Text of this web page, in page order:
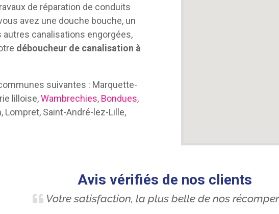
de réparation de conduits
avez une douche bouche, un
autres canalisations engorgées,
déboucheur de canalisation à
suivantes : Marquette-
lilloise,Wambrechies, Bondues,
Lompret, Saint-André-lez-Lille,
Avis vérifiés de nos clients
Votre satisfaction, la plus belle de nos